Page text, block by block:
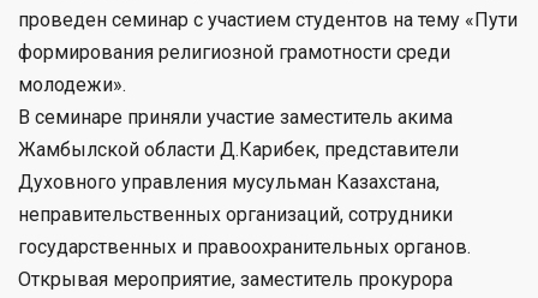
проведен семинар с участием студентов на тему «Пути
формирования религиозной грамотности среди
молодежи».
В семинаре приняли участие заместитель акима
Жамбылской области Д.Карибек, представители
Духовного управления мусульман Казахстана,
неправительственных организаций, сотрудники
государственных и правоохранительных органов.
Открывая мероприятие, заместитель прокурора